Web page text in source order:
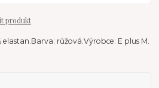
produkt
elastan.Barva: růžová.Výrobce: E plus M.